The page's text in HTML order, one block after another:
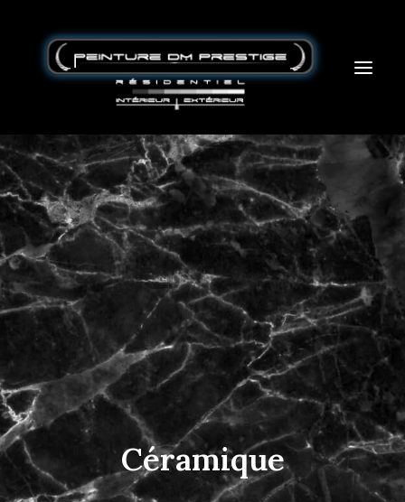
Accueil – Home
L’entreprise
Service
Partenaire
Blogue
Contact
peinturedmprestige@protonmail.com
514-434-8777
Recherche Céramique